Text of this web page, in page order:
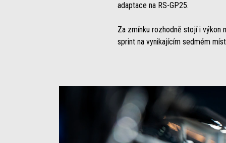
adaptace na RS-GP25.
Za zmínku rozhodně stojí i výkon
sprint na vynikajícím sedmém